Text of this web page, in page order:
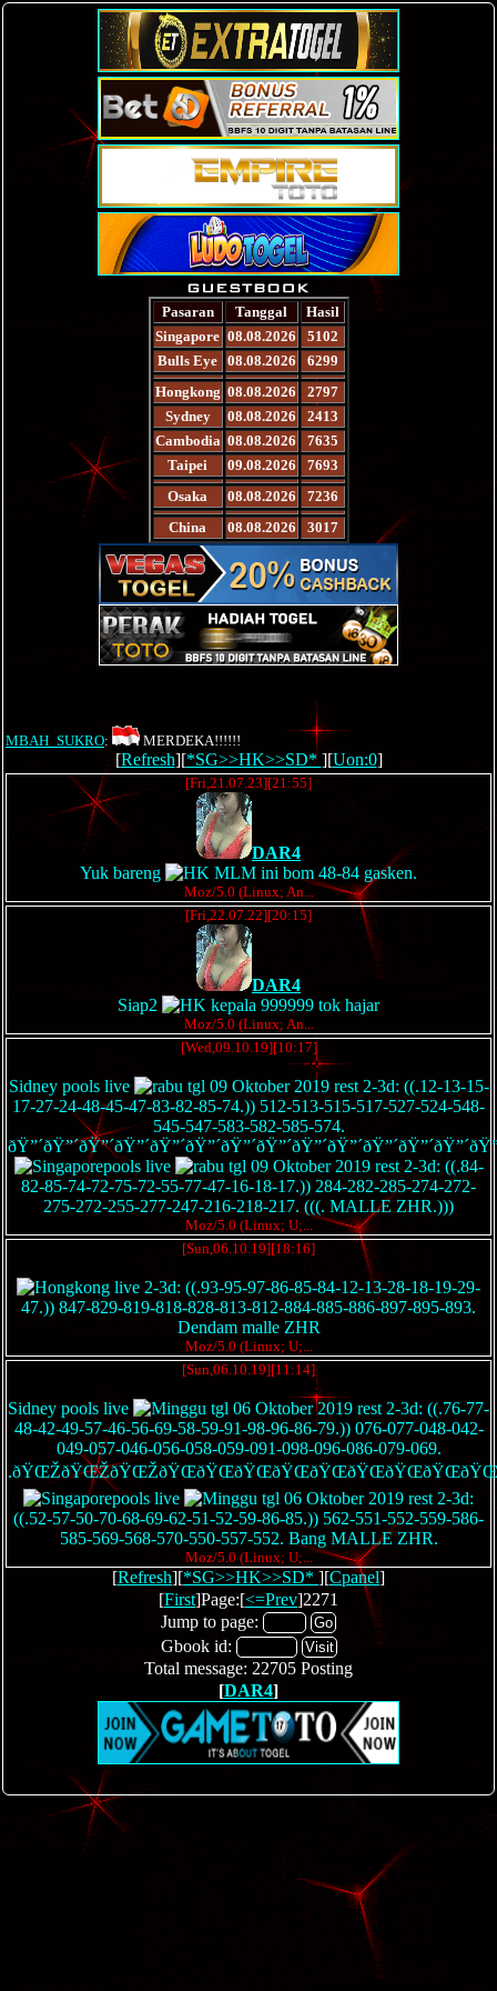
Pasaran Tanggal
Hasil
Singapore 08.08.2026
5102
Bulls Eye 08.08.2026
6299
Hongkong 08.08.2026
2797
Sydney
08.08.2026
2413
Cambodia 08.08.2026
7635
Taipei
09.08.2026
7693
Osaka
08.08.2026
7236
China
08.08.2026 3017
MBAH_SUKRO: MERDEKA!!!!!!
[Refresh][*SG>>HK>>SD* ][Uon:0]
[Fri,21.07.23][21:55]
DAR4
Yuk bareng
MLM ini bom 48-84 gasken.
Moz/5.0 (Linux; An...
[Fri,22.07.22][20:15]
DAR4
Siap2
kepala 999999 tok hajar
Moz/5.0 (Linux; An...
[Wed,09.10.19][10:17]
NIRWARNA GZR
Sidney pools live
tgl 09 Oktober 2019 rest 2-3d: ((.12-13-15-
17-27-24-48-45-47-83-82-85-74.)) 512-513-515-517-527-524-548-
545-547-583-582-585-574.
pools live
tgl 09 Oktober 2019 rest 2-3d: ((.84-
82-85-74-72-75-72-55-77-47-16-18-17.)) 284-282-285-274-272-
275-272-255-277-247-216-218-217. (((. MALLE ZHR.)))
Moz/5.0 (Linux; U;...
[Sun,06.10.19][18:16]
live 2-3d: ((.93-95-97-86-85-84-12-13-28-18-19-29-
47.)) 847-829-819-818-828-813-812-884-885-886-897-895-893.
Dendam malle ZHR
Moz/5.0 (Linux; U;...
[Sun,06.10.19][11:14]
XBR 1 MATAHARI
Sidney pools live
tgl 06 Oktober 2019 rest 2-3d: ((.76-77-
48-42-49-57-46-56-69-58-59-91-98-96-86-79.)) 076-077-048-042-
049-057-046-056-058-059-091-098-096-086-079-069.
pools live
tgl 06 Oktober 2019 rest 2-3d:
((.52-57-50-70-68-69-62-51-52-59-86-85.)) 562-551-552-559-586-
585-569-568-570-550-557-552. Bang MALLE ZHR.
Moz/5.0 (Linux; U;...
[Refresh][*SG>>HK>>SD* ][Cpanel]
[First]Page:[<=Prev]2271
Jump to page:
Gbook id:
Total message: 22705 Posting
[DAR4]